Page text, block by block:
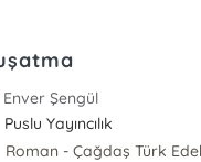
Enver Şengül
Puslu Yayıncılık
Roman - Çağdaş Türk